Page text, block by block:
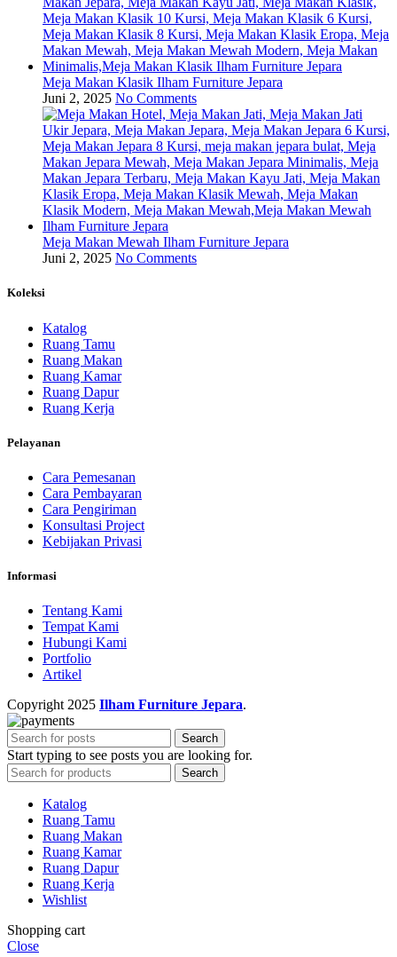
Meja Makan Klasik Ilham Furniture Jepara
Juni 2, 2025 No Comments
Meja Makan Mewah Ilham Furniture Jepara
Juni 2, 2025 No Comments
Koleksi
Katalog
Ruang Tamu
Ruang Makan
Ruang Kamar
Ruang Dapur
Ruang Kerja
Pelayanan
Cara Pemesanan
Cara Pembayaran
Cara Pengiriman
Konsultasi Project
Kebijakan Privasi
Informasi
Tentang Kami
Tempat Kami
Hubungi Kami
Portfolio
Artikel
Copyright 2025 Ilham Furniture Jepara.
Search
Start typing to see posts you are looking for.
Search
Katalog
Ruang Tamu
Ruang Makan
Ruang Kamar
Ruang Dapur
Ruang Kerja
Wishlist
Shopping cart
Close